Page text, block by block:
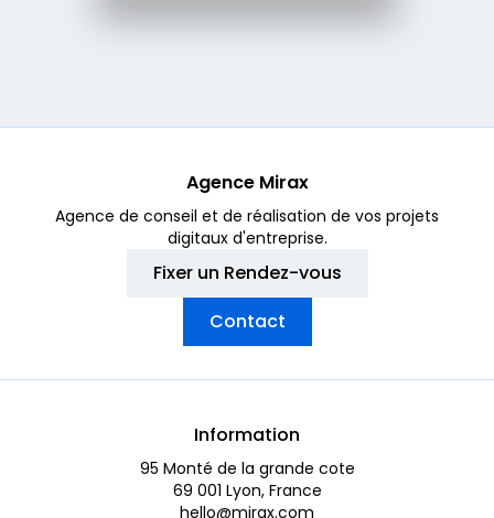
Agence Mirax
Agence de conseil et de réalisation de vos projets
digitaux d'entreprise.
Fixer un Rendez-vous
Contact
Information
95 Monté de la grande cote
69 001 Lyon, France
hello@mirax.com